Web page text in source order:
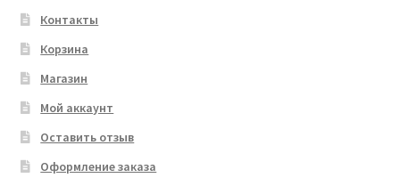
Контакты
Корзина
Магазин
Мой аккаунт
Оставить отзыв
Оформление заказа